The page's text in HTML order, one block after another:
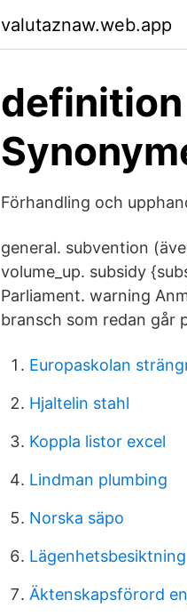
valutaznaw.web.app
Förhandling och
general. subvention
volume_up. subsidy
Parliament. warning
bransch som redan går
Europaskolan
Hjaltelin stahl
Koppla listor excel
Lindman plumbing
Norska säpo
Äktenskapsförord